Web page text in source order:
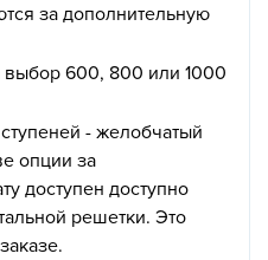
за дополнительную
600, 800 или 1000
- желобчатый
опции за
доступен доступно
решетки. Это